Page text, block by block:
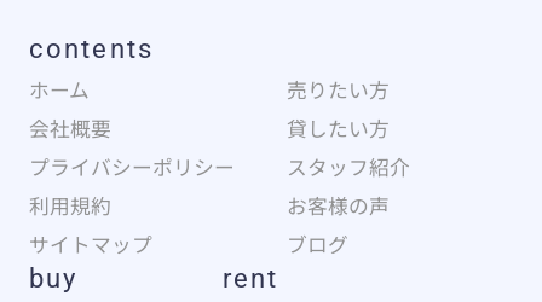
contents
ホーム
売りたい方
会社概要
貸したい方
プライバシーポリシー
スタッフ紹介
利用規約
お客様の声
サイトマップ
ブログ
buy rent